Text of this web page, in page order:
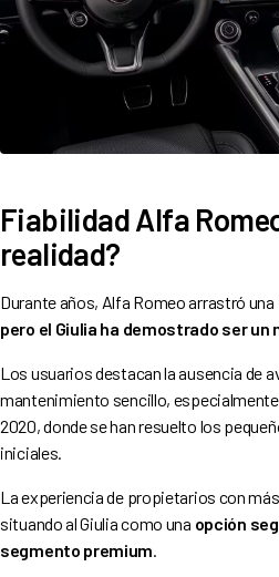
Fiabilidad Alfa
realidad?
Durante años, Alfa Romeo arrastró
pero el Giulia ha demostrado ser un
Los usuarios destacan la ausencia de
mantenimiento sencillo,
2020, donde se han resuelto los
iniciales.
La experiencia de propietarios con
situando al Giulia como una opción
segmento premium